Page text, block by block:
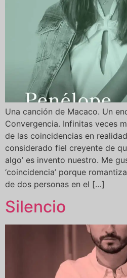
Una canción de Macaco. Un
Convergencia. Infinitas veces
de las coincidencias en
considerado fiel creyente de
algo’ es invento nuestro. Me
‘coincidencia’ porque
de dos personas en el […]
Silencio